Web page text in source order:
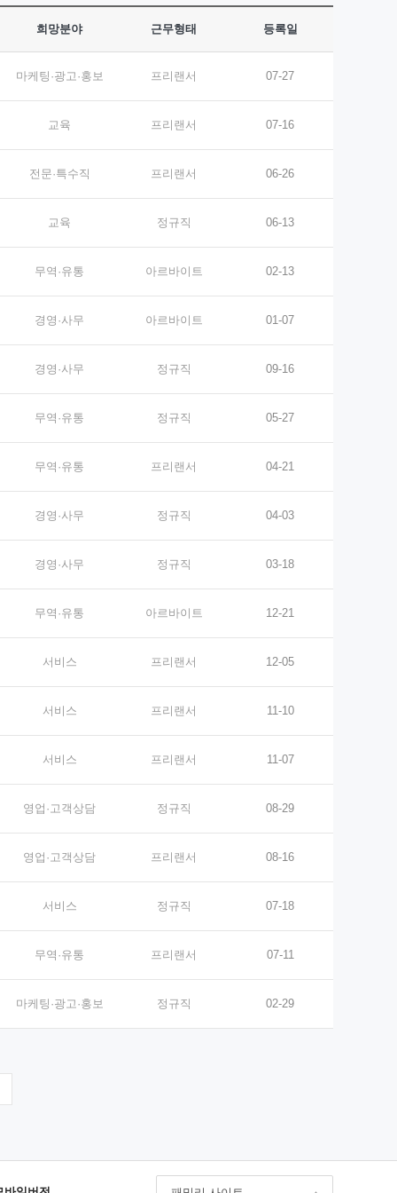
희망분야 근무형태 등록일
마케팅·광고·홍보 프리랜서 07-27
교육 프리랜서 07-16
전문·특수직 프리랜서 06-26
교육 정규직 06-13
무역·유통 아르바이트 02-13
경영·사무 아르바이트 01-07
경영·사무 정규직 09-16
무역·유통 정규직 05-27
무역·유통 프리랜서 04-21
경영·사무 정규직 04-03
경영·사무 정규직 03-18
무역·유통 아르바이트 12-21
서비스 프리랜서 12-05
서비스 프리랜서 11-10
서비스 프리랜서 11-07
영업·고객상담 정규직 08-29
영업·고객상담 프리랜서 08-16
서비스 정규직 07-18
무역·유통 프리랜서 07-11
마케팅·광고·홍보 정규직 02-29